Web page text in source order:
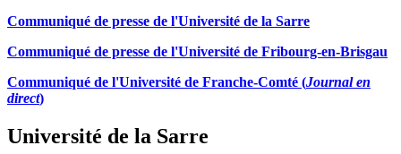
Communiqué de presse de l'Université de la Sarre
Communiqué de presse de l'Université de Fribourg-en-Brisgau
Communiqué de l'Université de Franche-Comté (Journal en
direct)
Université de la Sarre